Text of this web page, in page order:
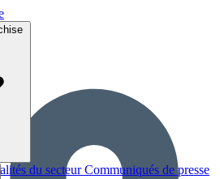
du secteur Communiqués de presse